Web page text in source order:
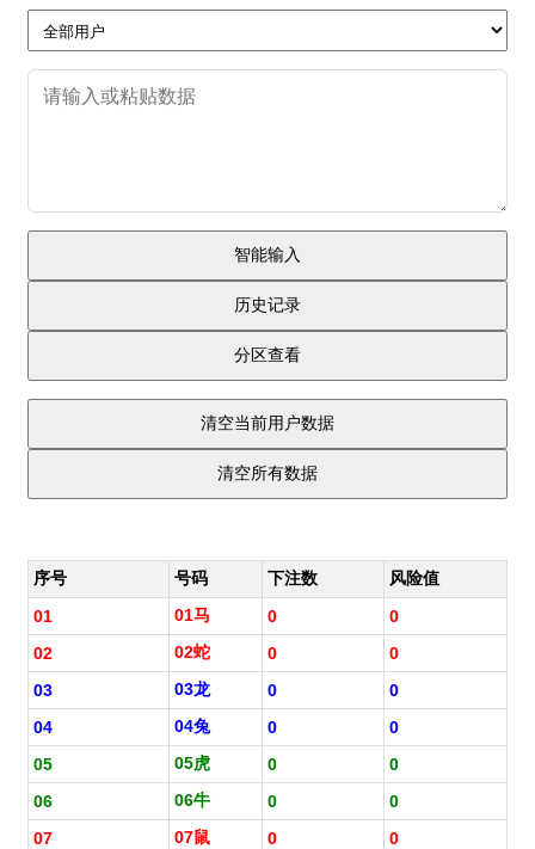
序号 号码 下注数
风险值
01
01马 0
0
02
02蛇 0
0
03
03龙 0
0
04
04兔 0
0
05
05虎 0
0
06
06牛 0
0
07
07鼠 0
0